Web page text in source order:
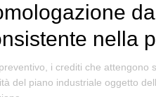
nella
i crediti che
del piano industriale oggetto